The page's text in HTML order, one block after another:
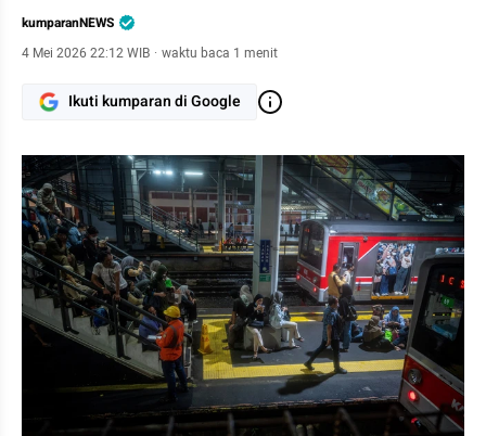
kumparanNEWS
4 Mei 2026 22:12 WIB · waktu baca 1 menit
Ikuti kumparan di Google